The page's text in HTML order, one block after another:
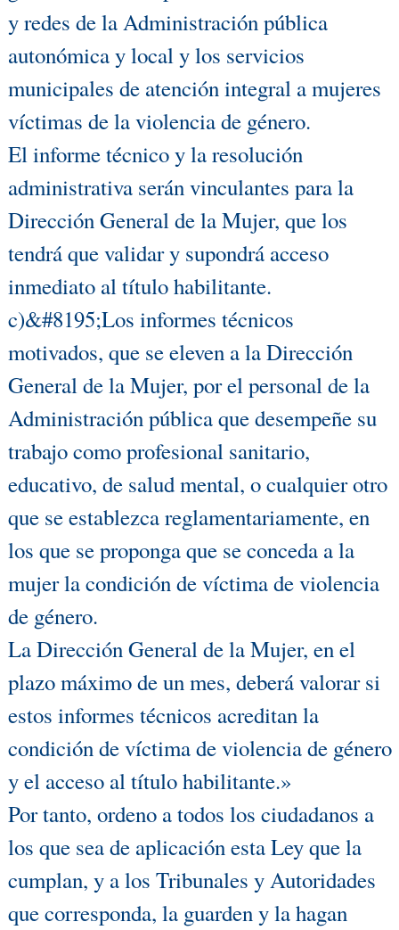
y redes de la Administración pública
autonómica y local y los servicios
municipales de atención integral a mujeres
víctimas de la violencia de género.
El informe técnico y la resolución
administrativa serán vinculantes para la
Dirección General de la Mujer, que los
tendrá que validar y supondrá acceso
inmediato al título habilitante.
c)&#8195;Los informes técnicos
motivados, que se eleven a la Dirección
General de la Mujer, por el personal de la
Administración pública que desempeñe su
trabajo como profesional sanitario,
educativo, de salud mental, o cualquier otro
que se establezca reglamentariamente, en
los que se proponga que se conceda a la
mujer la condición de víctima de violencia
de género.
La Dirección General de la Mujer, en el
plazo máximo de un mes, deberá valorar si
estos informes técnicos acreditan la
condición de víctima de violencia de género
y el acceso al título habilitante.»
Por tanto, ordeno a todos los ciudadanos a
los que sea de aplicación esta Ley que la
cumplan, y a los Tribunales y Autoridades
que corresponda, la guarden y la hagan